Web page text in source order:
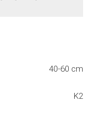
40-60 cm
K2